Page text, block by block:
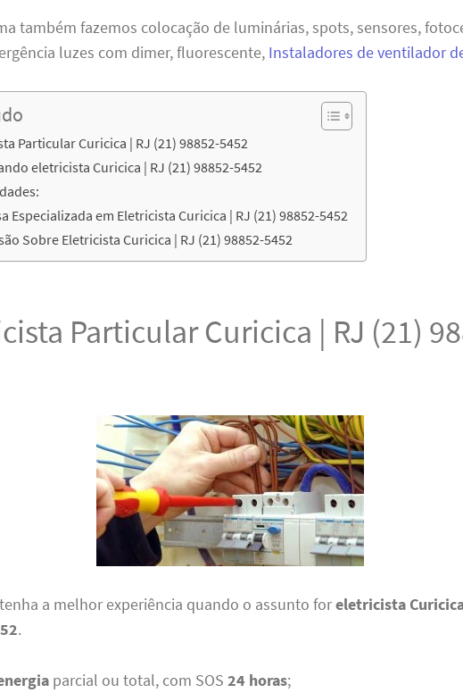
também fazemos colocação de luminárias, spots, sensores,
luzes com dimer, fluorescente, Instaladores de ventilador
Particular Curicica | RJ (21) 98852-5452
eletricista Curicica | RJ (21) 98852-5452
Especializada em Eletricista Curicica | RJ (21) 98852-5452
Sobre Eletricista Curicica | RJ (21) 98852-5452
Particular Curicica | RJ (21)
a melhor experiência quando o assunto foreletricista
.
parcial ou total, com SOS24 horas;